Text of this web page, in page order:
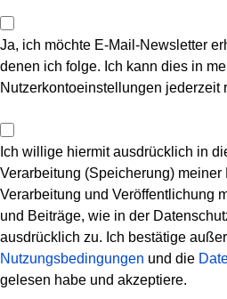
Ja, ich möchte E-Mail-Newsletter
denen ich folge. Ich kann dies in
Nutzerkontoeinstellungen jederzeit
Ich willige hiermit ausdrücklich in
Verarbeitung (Speicherung)
Verarbeitung und Veröffentlichung
und Beiträge, wie in der
ausdrücklich zu. Ich bestätige
Nutzungsbedingungen und die
gelesen habe und akzeptiere.